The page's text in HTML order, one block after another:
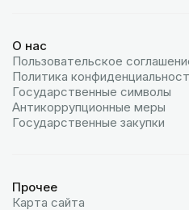
О нас
Пользовательское
Политика
Государственные символы
Антикоррупционные меры
Государственные закупки
Прочее
Карта сайта